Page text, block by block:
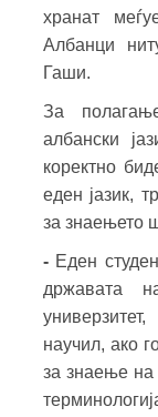
хранат
Албанци
Гаши.
За
албански
коректно
еден јазик,
за знаењето
- Еден
државата
научил, ако
за знаење на